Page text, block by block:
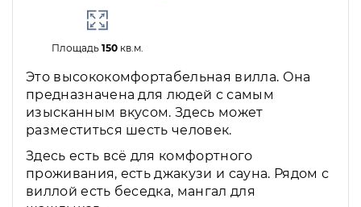
Площадь 150кв.м.
Это высококомфортабельная вилла. Она
предназначена для людей с самым
изысканным вкусом. Здесь может
разместиться шесть человек.
Здесь есть всё для комфортного
проживания, есть джакузи и сауна. Рядом с
виллой есть беседка, мангал для